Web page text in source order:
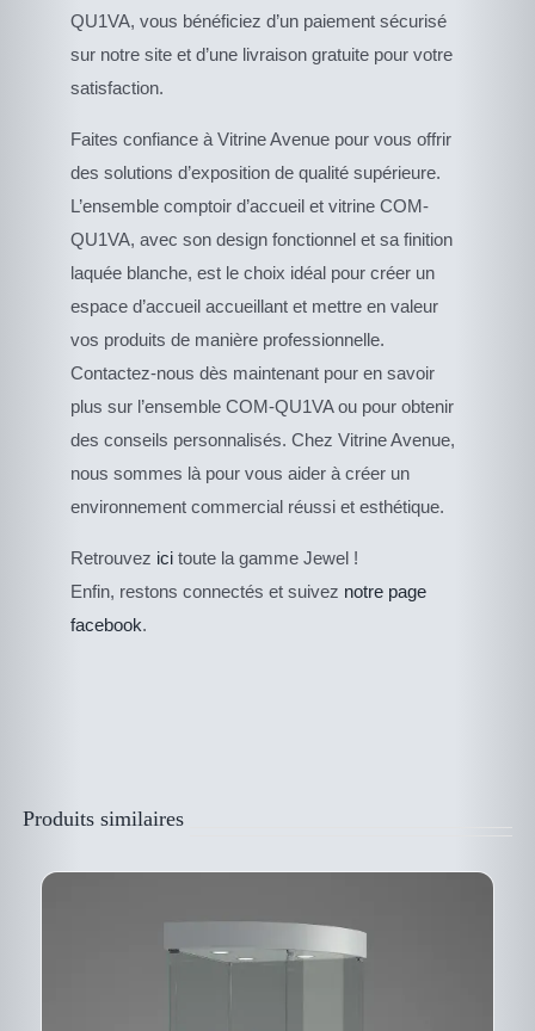
QU1VA, vous bénéficiez d’un paiement sécurisé
sur notre site et d’une livraison gratuite pour votre
satisfaction.
Faites confiance à Vitrine Avenue pour vous offrir
des solutions d’exposition de qualité supérieure.
L’ensemble comptoir d’accueil et vitrine COM-
QU1VA, avec son design fonctionnel et sa finition
laquée blanche, est le choix idéal pour créer un
espace d’accueil accueillant et mettre en valeur
vos produits de manière professionnelle.
Contactez-nous dès maintenant pour en savoir
plus sur l’ensemble COM-QU1VA ou pour obtenir
des conseils personnalisés. Chez Vitrine Avenue,
nous sommes là pour vous aider à créer un
environnement commercial réussi et esthétique.
Retrouvez ici toute la gamme Jewel !
Enfin, restons connectés et suivez notre page
facebook.
Produits similaires
DESCRIPTIF DU
A